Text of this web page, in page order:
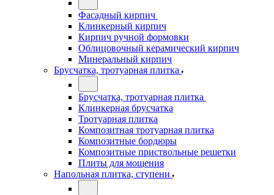
Фасадный кирпич
Клинкерный кирпич
Кирпич ручной формовки
Облицовочный керамический кирпич
Минеральный кирпич
Брусчатка, тротуарная плитка
Брусчатка, тротуарная плитка
Клинкерная брусчатка
Тротуарная плитка
Композитная тротуарная плитка
Композитные бордюры
Композитные приствольные решетки
Плиты для мощения
Напольная плитка, ступени